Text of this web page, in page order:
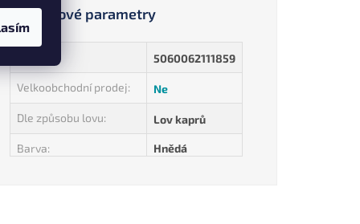
Doplňkové parametry
5060062111859
Velkoobchodní prodej: Ne
Dle způsobu lovu: Lov kaprů
Barva: Hnědá